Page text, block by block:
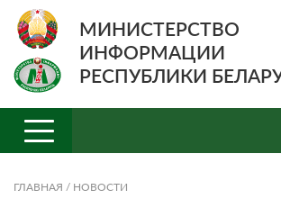
МИНИСТЕРСТВО
ИНФОРМАЦИИ
РЕСПУБЛИКИ
ГЛАВНАЯ / НОВОСТИ